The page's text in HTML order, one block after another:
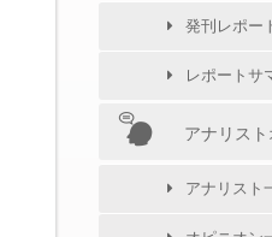
発刊レポー
レポートサ
アナリス
アナリスト